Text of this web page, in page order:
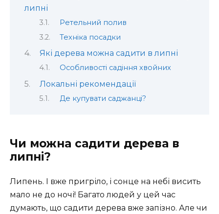
липні
Ретельний полив
Техніка посадки
Які дерева можна садити в липні
Особливості садіння хвойних
Локальні рекомендації
Де купувати саджанці?
Чи можна садити дерева в
липні?
Липень. І вже пригріло, і сонце на небі висить
мало не до ночі! Багато людей у цей час
думають, що садити дерева вже запізно. Але чи